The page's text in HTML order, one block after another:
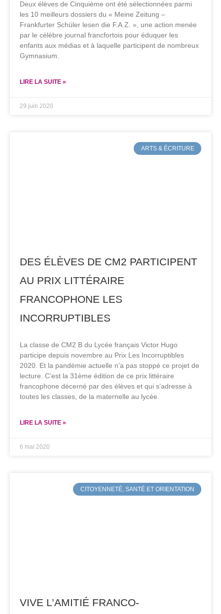
Deux élèves de Cinquième ont été sélectionnées parmi
les 10 meilleurs dossiers du « Meine Zeitung –
Frankfurter Schüler lesen die F.A.Z. », une action menée
par le célèbre journal francfortois pour éduquer les
enfants aux médias et à laquelle participent de nombreux
Gymnasium.
LIRE LA SUITE »
29 juin 2020
ARTS & ÉCRITURE
DES ÉLÈVES DE CM2 PARTICIPENT
AU PRIX LITTÉRAIRE
FRANCOPHONE LES
INCORRUPTIBLES
La classe de CM2 B du Lycée français Victor Hugo
participe depuis novembre au Prix Les Incorruptibles
2020. Et la pandémie actuelle n’a pas stoppé ce projet de
lecture. C’est la 31ème édition de ce prix littéraire
francophone décerné par des élèves et qui s’adresse à
toutes les classes, de la maternelle au lycée.
LIRE LA SUITE »
6 mai 2020
CITOYENNETÉ, SANTÉ ET ORIENTATION
VIVE L’AMITIÉ FRANCO-